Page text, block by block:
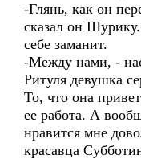
-Глянь, как он
сказал он
себе заманит.
-Между нами, -
Ритуля девушка
То, что она
ее работа. А
нравится мне
красавца